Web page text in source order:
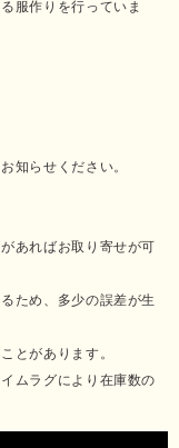
服作りを行っていま
知らせください。
あればお取り寄せが可
ため、多少の誤差が生
とがあります。
ムラグにより在庫数の